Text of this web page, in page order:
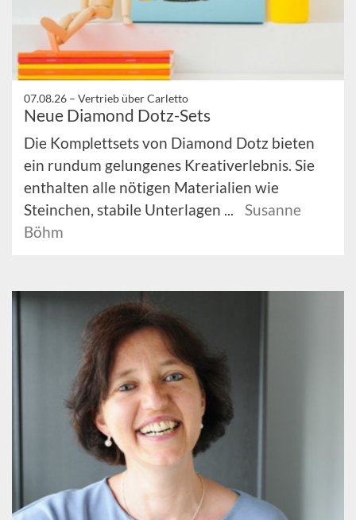
07.08.26 – Vertrieb über Carletto
Neue Diamond Dotz-Sets
Die Komplettsets von Diamond Dotz bieten
ein rundum gelungenes Kreativerlebnis. Sie
enthalten alle nötigen Materialien wie
Steinchen, stabile Unterlagen ...
Susanne
Böhm